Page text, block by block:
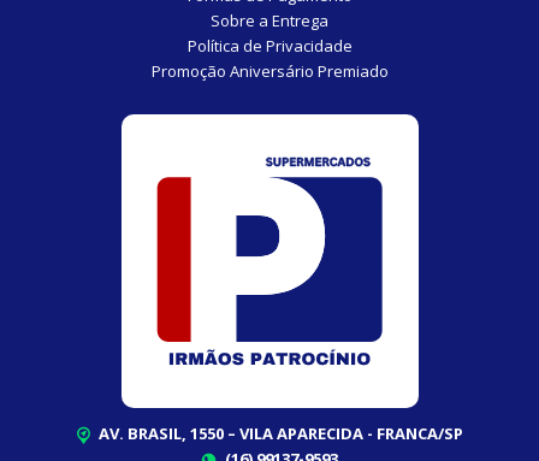
Sobre a Entrega
Política de Privacidade
Promoção Aniversário Premiado
AV. BRASIL, 1550 – VILA APARECIDA - FRANCA/SP